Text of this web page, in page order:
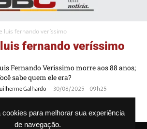
cookies para melhorar sua experiência
de navegação.
luis fernando veríssimo
fernando veríssimo
Fernando Verissimo morre aos 88 anos;
sabe quem ele era?
Galhardo - 30/08/2025 - 09h25